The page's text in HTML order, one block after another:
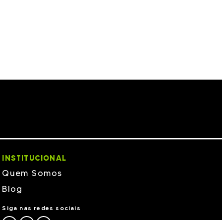
INSTITUCIONAL
Quem Somos
Blog
Siga nas redes sociais